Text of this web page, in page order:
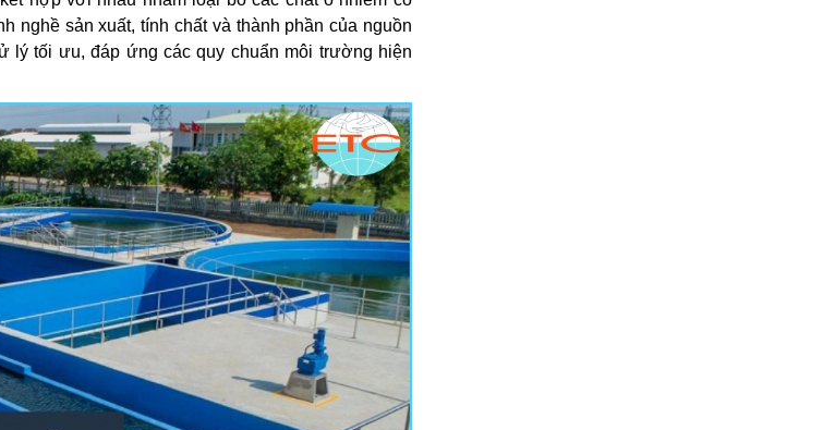
nghề sản xuất, tính chất và thành phần của nguồn
lý tối ưu, đáp ứng các quy chuẩn môi trường hiện